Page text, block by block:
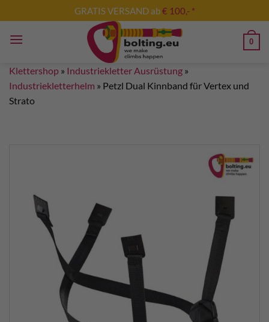
Inhalt
springen
GRATIS VERSAND ab€ 100,- *
0
Klettershop » Industriekletter Ausrüstung »
Industriekletterhelm » Petzl Dual Kinnband für Vertex und
Strato